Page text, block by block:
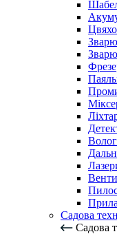
Садова
Садова